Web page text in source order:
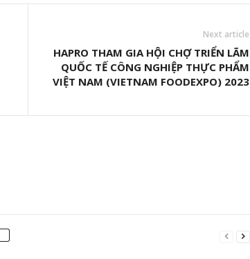
Next article
HAPRO THAM GIA HỘI CHỢ TRIỂN LÃM
QUỐC TẾ CÔNG NGHIỆP THỰC PHẨM
VIỆT NAM (VIETNAM FOODEXPO) 2023